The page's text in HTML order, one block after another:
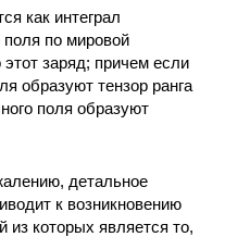
как интеграл
поля по мировой
заряд; причем если
образуют тензор ранга
поля образуют
детальное
к возникновению
из которых является то,